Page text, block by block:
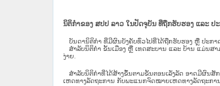
ນິຕິກຳຂອງ ສປປ ລາວ ໃນປັດຈຸບັນ ທີ່ຖືກ​ຮັບ​ຮອງ ແລະ ປ
ບັນດານິຕິກໍາ ທີ່ມີຜົນບັງຄັບທົ່ວໄປທີ່ໄດ້ຖືກ​ຮັບ​ຮອງ ຫຼື ປະກ
ສຳລັບນິ​ຕິ​ກຳ ຂັ້ນເມືອງ ຫຼື ເທດ​ສະ​ບານ ແລະ ບ້ານ ແມ່ນສາ
ງ່າຍ.
ສໍາລັບນິຕິກໍາທີ່ໄດ້ສ້າງຂຶ້ນຕາມຂັ້ນຕອນເລັ່ງລັດ ອາດມີຜົນສັ
ເຫດທາງລັດຖະການ ກັບ​ພະແນກຈົດ​ໝາຍ​ເຫດ​ທາງ​ລັດ​ຖະ​ກ